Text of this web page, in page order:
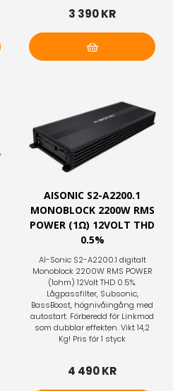
3 390 KR
AISONIC S2-A2200.1
MONOBLOCK 2200W RMS
POWER (1Ω) 12VOLT THD
0.5%
AI-Sonic S2-A2200.1 digitalt
Monoblock 2200W RMS POWER
(1ohm) 12Volt THD 0.5%.
Lågpassfilter, Subsonic,
BassBoost, högnivåingång med
autostart. Förberedd för Linkmod
som dubblar effekten. Vikt 14,2
Kg! Pris för 1 styck
4 490 KR